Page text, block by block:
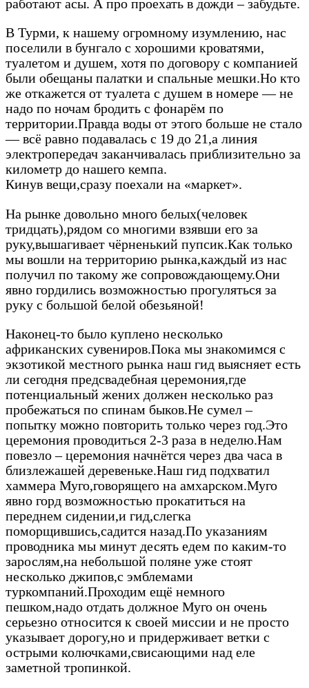
работают асы. А про проехать в дожди – забудьте.
В Турми, к нашему огромному изумлению, нас
поселили в бунгало с хорошими кроватями,
туалетом и душем, хотя по договору с компанией
были обещаны палатки и спальные мешки.Но кто
же откажется от туалета с душем в номере — не
надо по ночам бродить с фонарём по
территории.Правда воды от этого больше не стало
— всё равно подавалась с 19 до 21,а линия
электропередач заканчивалась приблизительно за
километр до нашего кемпа.
Кинув вещи,сразу поехали на «маркет».
На рынке довольно много белых(человек
тридцать),рядом со многими взявши его за
руку,вышагивает чёрненький пупсик.Как только
мы вошли на территорию рынка,каждый из нас
получил по такому же сопровождающему.Они
явно гордились возможностью прогуляться за
руку с большой белой обезьяной!
Наконец-то было куплено несколько
африканских сувениров.Пока мы знакомимся с
экзотикой местного рынка наш гид выясняет есть
ли сегодня предсвадебная церемония,где
потенциальный жених должен несколько раз
пробежаться по спинам быков.Не сумел –
попытку можно повторить только через год.Это
церемония проводиться 2-3 раза в неделю.Нам
повезло – церемония начнётся через два часа в
близлежашей деревеньке.Наш гид подхватил
хаммера Муго,говорящего на амхарском.Муго
явно горд возможностью прокатиться на
переднем сидении,и гид,слегка
поморщившись,садится назад.По указаниям
проводника мы минут десять едем по каким-то
зарослям,на небольшой поляне уже стоят
несколько джипов,с эмблемами
туркомпаний.Проходим ещё немного
пешком,надо отдать должное Муго он очень
серьезно относится к своей миссии и не просто
указывает дорогу,но и придерживает ветки с
острыми колючками,свисающими над еле
заметной тропинкой.